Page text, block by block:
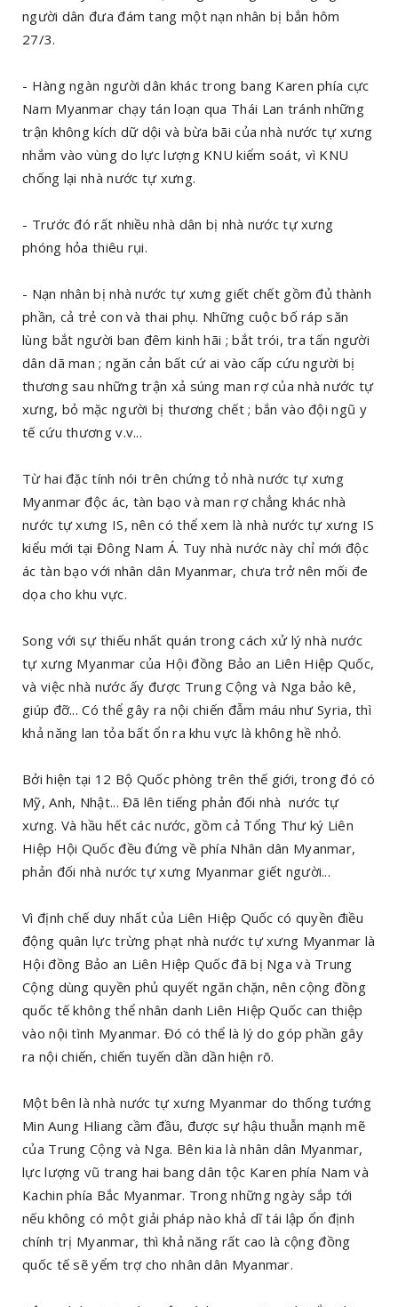
người dân đưa đám tang một nạn nhân bị bắn hôm
27/3.
- Hàng ngàn người dân khác trong bang Karen phía cực
Nam Myanmar chạy tán loạn qua Thái Lan tránh những
trận không kích dữ dội và bừa bãi của nhà nước tự xưng
nhắm vào vùng do lực lượng KNU kiểm soát, vì KNU
chống lại nhà nước tự xưng.
- Trước đó rất nhiều nhà dân bị nhà nước tự xưng
phóng hỏa thiêu rụi.
- Nạn nhân bị nhà nước tự xưng giết chết gồm đủ thành
phần, cả trẻ con và thai phụ. Những cuộc bố ráp săn
lùng bắt người ban đêm kinh hãi ; bắt trói, tra tấn người
dân dã man ; ngăn cản bất cứ ai vào cấp cứu người bị
thương sau những trận xả súng man rợ của nhà nước tự
xưng, bỏ mặc người bị thương chết ; bắn vào đội ngũ y
tế cứu thương v.v...
Từ hai đặc tính nói trên chứng tỏ nhà nước tự xưng
Myanmar độc ác, tàn bạo và man rợ chẳng khác nhà
nước tự xưng IS, nên có thể xem là nhà nước tự xưng IS
kiểu mới tại Đông Nam Á. Tuy nhà nước này chỉ mới độc
ác tàn bạo với nhân dân Myanmar, chưa trở nên mối đe
dọa cho khu vực.
Song với sự thiếu nhất quán trong cách xử lý nhà nước
tự xưng Myanmar của Hội đồng Bảo an Liên Hiệp Quốc,
và việc nhà nước ấy được Trung Cộng và Nga bảo kê,
giúp đỡ... Có thể gây ra nội chiến đẫm máu như Syria, thì
khả năng lan tỏa bất ổn ra khu vực là không hề nhỏ.
Bởi hiện tại 12 Bộ Quốc phòng trên thế giới, trong đó có
Mỹ, Anh, Nhật... Đã lên tiếng phản đối nhà nước tự
xưng. Và hầu hết các nước, gồm cả Tổng Thư ký Liên
Hiệp Hội Quốc đều đứng về phía Nhân dân Myanmar,
phản đối nhà nước tự xưng Myanmar giết người...
Vì định chế duy nhất của Liên Hiệp Quốc có quyền điều
động quân lực trừng phạt nhà nước tự xưng Myanmar là
Hội đồng Bảo an Liên Hiệp Quốc đã bị Nga và Trung
Cộng dùng quyền phủ quyết ngăn chặn, nên cộng đồng
quốc tế không thể nhân danh Liên Hiệp Quốc can thiệp
vào nội tình Myanmar. Đó có thể là lý do góp phần gây
ra nội chiến, chiến tuyến dần dần hiện rõ.
Một bên là nhà nước tự xưng Myanmar do thống tướng
Min Aung Hliang cầm đầu, được sự hậu thuẫn mạnh mẽ
của Trung Cộng và Nga. Bên kia là nhân dân Myanmar,
lực lượng vũ trang hai bang dân tộc Karen phía Nam và
Kachin phía Bắc Myanmar. Trong những ngày sắp tới
nếu không có một giải pháp nào khả dĩ tái lập ổn định
chính trị Myanmar, thì khả năng rất cao là cộng đồng
quốc tế sẽ yểm trợ cho nhân dân Myanmar.